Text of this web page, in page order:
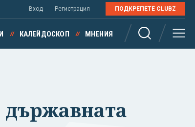
Вход Регистрация ПОДКРЕПЕТЕ CLUBZ
КАЛЕЙДОСКОП МНЕНИЯ